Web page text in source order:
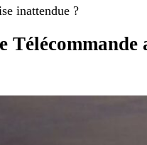
inattendue ?